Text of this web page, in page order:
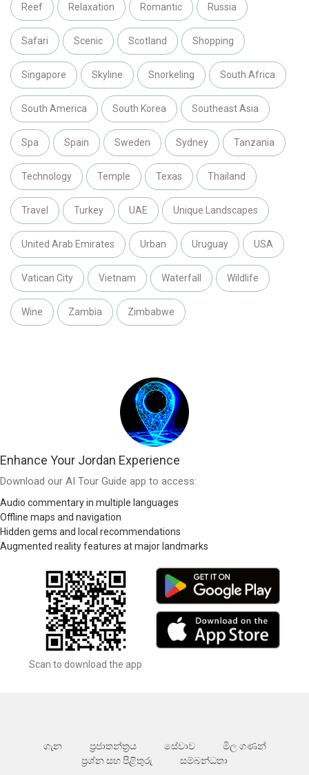
Reef Relaxation Romantic Russia
Safari Scenic Scotland Shopping
Singapore Skyline Snorkeling South Africa
South America South Korea Southeast Asia
Spa Spain Sweden Sydney Tanzania
Technology Temple Texas Thailand
Travel Turkey UAE Unique Landscapes
United Arab Emirates Urban Uruguay USA
Vatican City Vietnam Waterfall Wildlife
Wine Zambia Zimbabwe
Enhance Your Jordan Experience
Download our AI Tour Guide app to access:
Audio commentary in multiple languages
Offline maps and navigation
Hidden gems and local recommendations
Augmented reality features at major landmarks
Scan to download the app
ගැන ප්‍රජාතන්ත්‍රය සේවාව
මිල ගණන්
ප්‍රශ්න සහ පිළිතුරු
සම්බන්ධතා